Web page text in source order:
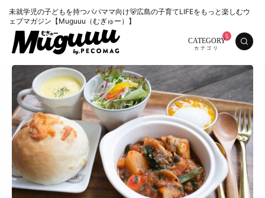
未就学児の子どもを持つパパママ向け🐻広島の子育てLIFEをもっと楽しむウ
ェブマガジン【Muguuu（むぎゅー）】
CATEGORY